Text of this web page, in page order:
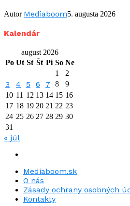
Autor Mediaboom5. augusta 2026
Kalendár
august 2026
Po Ut St Št Pi So Ne
1
2
3 4 5 6 7 8
9
10 11 12 13 14 15 16
17 18 19 20 21 22 23
24 25 26 27 28 29 30
31
« júl
Mediaboom.sk
O nás
Zásady ochrany osobných
Kontakty